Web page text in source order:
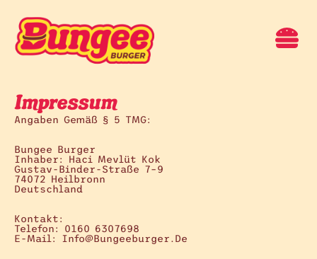
Impressum
Angaben Gemäß § 5 TMG:
Bungee Burger
Inhaber: Haci Mevlüt Kok
Gustav-Binder-Straße 7–9
74072 Heilbronn
Deutschland
Kontakt:
Telefon: 0160 6307698
E-Mail: Info@bungeeburger.de